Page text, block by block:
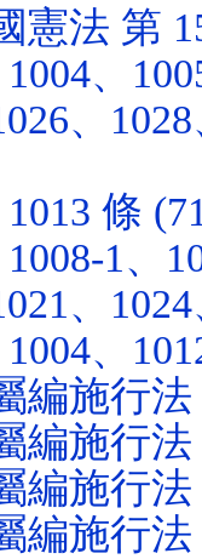
憲法 第
、
、
條
1、
、
、
編施行法
編施行法
編施行法
編施行法